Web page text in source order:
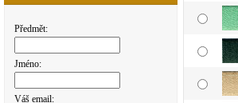
Předmět:
Jméno:
Váš email: